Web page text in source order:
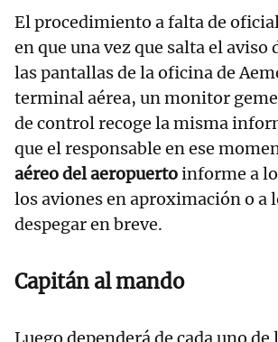
El procedimiento a falta de
en que una vez que salta el aviso
las pantallas de la oficina de
terminal aérea, un monitor
de control recoge la misma
que el responsable en ese
aéreo del aeropuertoinforme a
los aviones en aproximación o a
despegar en breve.
Capitán al mando
Luego dependerá de cada uno de